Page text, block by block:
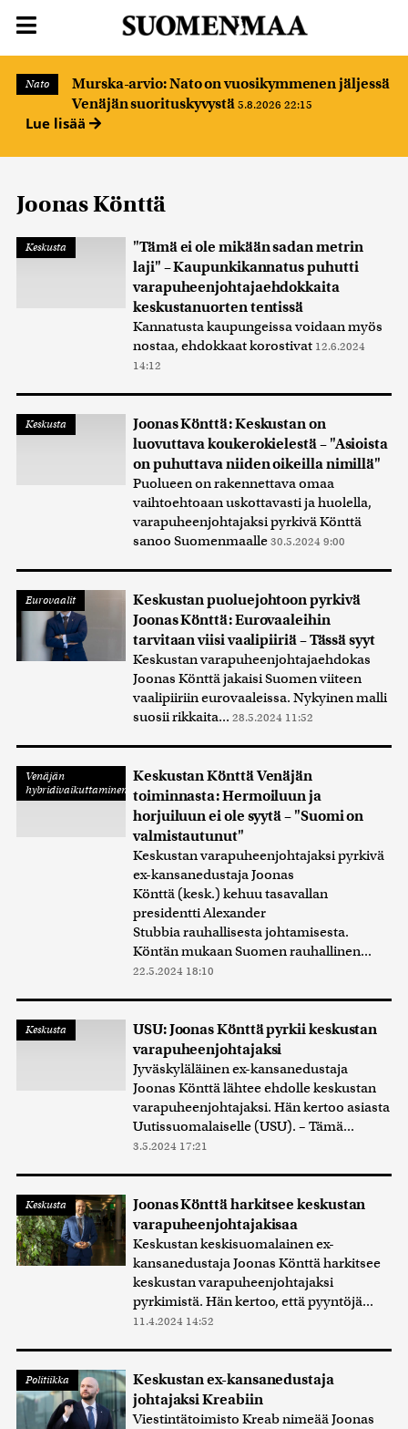
Nato
Murska-arvio: Nato on vuosikymmenen jäljessä
Venäjän suorituskyvystä 5.8.2026 22:15
Lue lisää
Joonas Könttä
Keskusta
"Tämä ei ole mikään sadan metrin
laji" – Kaupunkikannatus puhutti
varapuheenjohtajaehdokkaita
keskustanuorten tentissä
Kannatusta kaupungeissa voidaan myös
nostaa, ehdokkaat korostivat 12.6.2024
14:12
Keskusta
Joonas Könttä: Keskustan on
luovuttava koukerokielestä – "Asioista
on puhuttava niiden oikeilla nimillä"
Puolueen on rakennettava omaa
vaihtoehtoaan uskottavasti ja huolella,
varapuheenjohtajaksi pyrkivä Könttä
sanoo Suomenmaalle 30.5.2024 9:00
Eurovaalit
Keskustan puoluejohtoon pyrkivä
Joonas Könttä: Eurovaaleihin
tarvitaan viisi vaalipiiriä – Tässä syyt
Keskustan varapuheenjohtajaehdokas
Joonas Könttä jakaisi Suomen viiteen
vaalipiiriin eurovaaleissa. Nykyinen malli
suosii rikkaita... 28.5.2024 11:52
Venäjän
hybridivaikuttaminen
Keskustan Könttä Venäjän
toiminnasta: Hermoiluun ja
horjuiluun ei ole syytä – "Suomi on
valmistautunut"
Keskustan varapuheenjohtajaksi pyrkivä
ex-kansanedustaja Joonas
Könttä (kesk.) kehuu tasavallan
presidentti Alexander
Stubbia rauhallisesta johtamisesta.
Köntän mukaan Suomen rauhallinen...
22.5.2024 18:10
Keskusta
USU: Joonas Könttä pyrkii keskustan
varapuheenjohtajaksi
Jyväskyläläinen ex-kansanedustaja
Joonas Könttä lähtee ehdolle keskustan
varapuheenjohtajaksi. Hän kertoo asiasta
Uutissuomalaiselle (USU). – Tämä...
3.5.2024 17:21
Keskusta
Joonas Könttä harkitsee keskustan
varapuheenjohtajakisaa
Keskustan keskisuomalainen ex-
kansanedustaja Joonas Könttä harkitsee
keskustan varapuheenjohtajaksi
pyrkimistä. Hän kertoo, että pyyntöjä...
11.4.2024 14:52
Politiikka
Keskustan ex-kansanedustaja
johtajaksi Kreabiin
Viestintätoimisto Kreab nimeää Joonas